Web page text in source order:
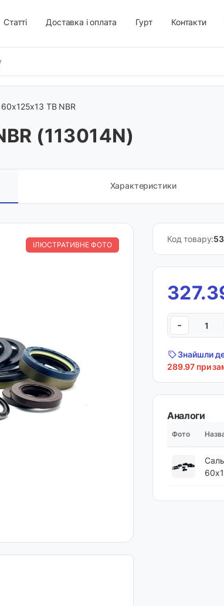
Статті Доставка і оплата Гурт Контакти
TB NBR
(113014N)
Характеристики
ІЛЮСТРАТИВНЕ ФОТО
Код товару:
-
Знайшли
289.97 при
Аналоги
Фото